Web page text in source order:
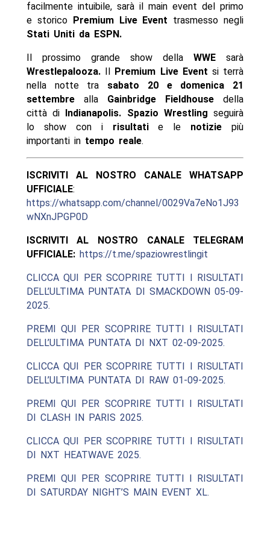
facilmente intuibile, sarà il main event del primo
e storico
Premium Live Event trasmesso negli
Stati Uniti da ESPN.
Il prossimo grande show dellaWWE sarà
Wrestlepalooza.Il Premium Live Event si terrà
nella notte tra sabato 20 e domenica 21
settembrealla Gainbridge Fieldhouse della
città di
Indianapolis. Spazio Wrestling seguirà
lo show con i risultatie le notizie più
importanti in tempo reale.
ISCRIVITI AL NOSTRO CANALE WHATSAPP
UFFICIALE:
https://whatsapp.com/channel/0029Va7eNo1J93
wNXnJPGP0D
ISCRIVITI AL NOSTRO CANALE TELEGRAM
UFFICIALE: https://t.me/spaziowrestlingit
CLICCA QUI PER SCOPRIRE TUTTI I RISULTATI
DELL’ULTIMA PUNTATA DI SMACKDOWN 05-09-
2025.
PREMI QUI PER SCOPRIRE TUTTI I RISULTATI
DELL’ULTIMA PUNTATA DI NXT 02-09-2025.
CLICCA QUI PER SCOPRIRE TUTTI I RISULTATI
DELL’ULTIMA PUNTATA DI RAW 01-09-2025.
PREMI QUI PER SCOPRIRE TUTTI I RISULTATI
DI CLASH IN PARIS 2025.
CLICCA QUI PER SCOPRIRE TUTTI I RISULTATI
DI NXT HEATWAVE 2025.
PREMI QUI PER SCOPRIRE TUTTI I RISULTATI
DI SATURDAY NIGHT’S MAIN EVENT XL.